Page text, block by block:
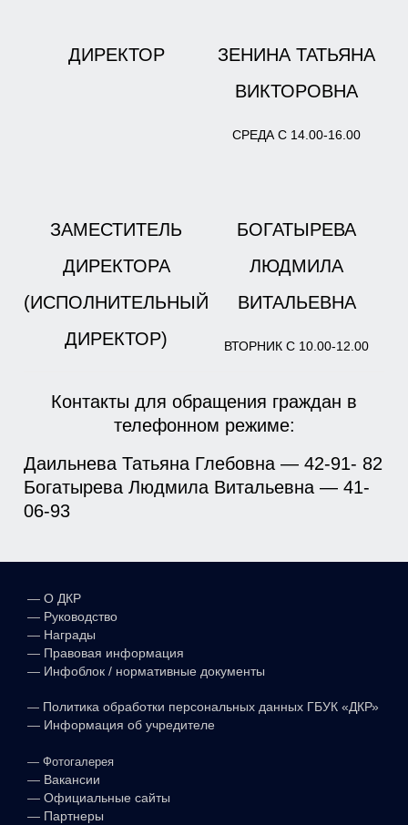
ДИРЕКТОР
ЗЕНИНА ТАТЬЯНА
ВИКТОРОВНА
СРЕДА С 14.00-16.00
ЗАМЕСТИТЕЛЬ
ДИРЕКТОРА
(ИСПОЛНИТЕЛЬНЫЙ
ДИРЕКТОР)
БОГАТЫРЕВА
ЛЮДМИЛА
ВИТАЛЬЕВНА
ВТОРНИК С 10.00-12.00
Контакты для обращения граждан в
телефонном режиме:
Даильнева Татьяна Глебовна — 42-91- 82
Богатырева Людмила Витальевна — 41-
06-93
— О ДКР
— Руководство
— Награды
— Правовая информация
— Инфоблок / нормативные документы
— Политика обработки персональных данных ГБУК «ДКР»
— Информация об учредителе
— Фотогалерея
— Вакансии
— Официальные сайты
— Партнеры